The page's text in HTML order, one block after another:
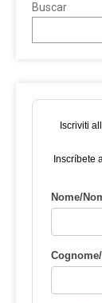
Buscar
Iscriviti
Inscríbete
Nome/